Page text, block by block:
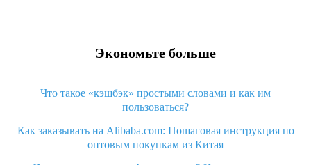
Экономьте больше
Что такое «кэшбэк» простыми словами и как им
пользоваться?
Как заказывать на Alibaba.com: Пошаговая инструкция по
оптовым покупкам из Китая